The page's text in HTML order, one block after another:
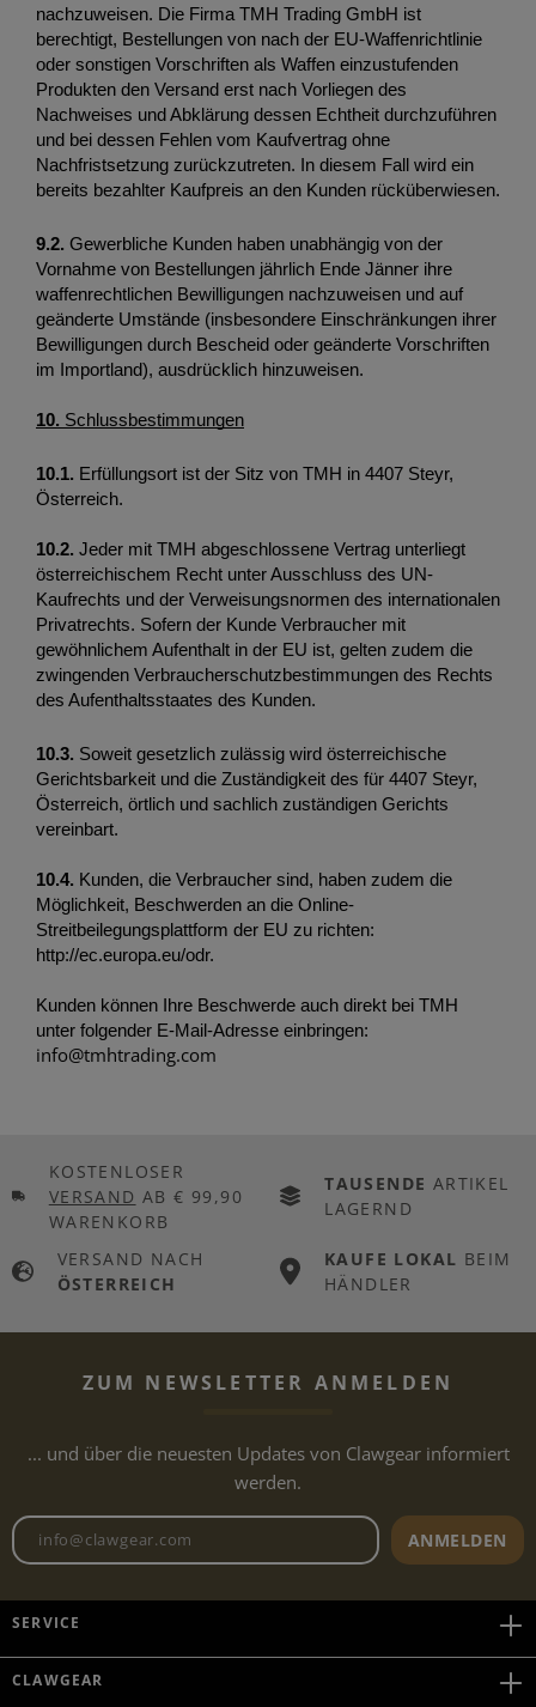
nachzuweisen. Die Firma TMH Trading GmbH ist
berechtigt, Bestellungen von nach der EU-Waffenrichtlinie
oder sonstigen Vorschriften als Waffen einzustufenden
Produkten den Versand erst nach Vorliegen des
Nachweises und Abklärung dessen Echtheit durchzuführen
und bei dessen Fehlen vom Kaufvertrag ohne
Nachfristsetzung zurückzutreten. In diesem Fall wird ein
bereits bezahlter Kaufpreis an den Kunden rücküberwiesen.
9.2. Gewerbliche Kunden haben unabhängig von der
Vornahme von Bestellungen jährlich Ende Jänner ihre
waffenrechtlichen Bewilligungen nachzuweisen und auf
geänderte Umstände (insbesondere Einschränkungen ihrer
Bewilligungen durch Bescheid oder geänderte Vorschriften
im Importland), ausdrücklich hinzuweisen.
10. Schlussbestimmungen
10.1. Erfüllungsort ist der Sitz von TMH in 4407 Steyr,
Österreich.
10.2. Jeder mit TMH abgeschlossene Vertrag unterliegt
österreichischem Recht unter Ausschluss des UN-
Kaufrechts und der Verweisungsnormen des internationalen
Privatrechts. Sofern der Kunde Verbraucher mit
gewöhnlichem Aufenthalt in der EU ist, gelten zudem die
zwingenden Verbraucherschutzbestimmungen des Rechts
des Aufenthaltsstaates des Kunden.
10.3. Soweit gesetzlich zulässig wird österreichische
Gerichtsbarkeit und die Zuständigkeit des für 4407 Steyr,
Österreich, örtlich und sachlich zuständigen Gerichts
vereinbart.
10.4. Kunden, die Verbraucher sind, haben zudem die
Möglichkeit, Beschwerden an die Online-
Streitbeilegungsplattform der EU zu richten:
http://ec.europa.eu/odr.
Kunden können Ihre Beschwerde auch direkt bei TMH
info@tmhtrading.com
KOSTENLOSER
VERSAND AB € 99,90
WARENKORB
TAUSENDE ARTIKEL
LAGERND
VERSAND NACH
ÖSTERREICH
KAUFE LOKAL BEIM
HÄNDLER
ZUM NEWSLETTER ANMELDEN
... und über die neuesten Updates von Clawgear informiert
werden.
Newsletter E-Mail-Adresse
ANMELDEN
SERVICE
CLAWGEAR